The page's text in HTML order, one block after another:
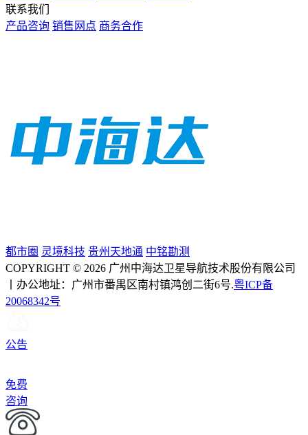
联系我们
产品咨询 销售网点 商务合作
都市圈 灵境科技 贵州天地通 中铭勘测
COPYRIGHT © 2026 广州中海达卫星导航技术股份有限公司
丨办公地址：广州市番禺区南村镇鸿创二街6号.粤ICP备
20068342号
公告
免费
咨询